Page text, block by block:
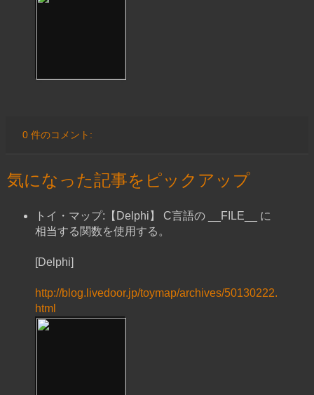
0 件のコメント:
気になった記事をピックアップ
トイ・マップ:【Delphi】 C言語の __FILE__ に
相当する関数を使用する。
[Delphi]
http://blog.livedoor.jp/toymap/archives/50130222.
html